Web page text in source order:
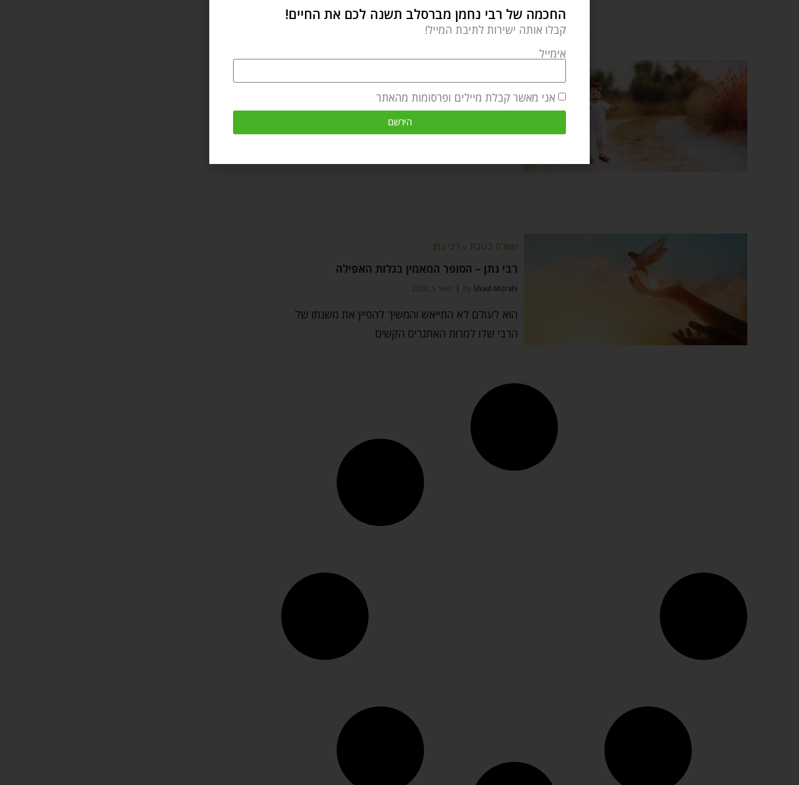
שבועות – להתחיל מחדש
עשרה בטבת ⬦ רבי נתן
רבי נתן – הסופר המאמין בגלות האפילה
by Shaul Mizrahi ינואר 5, 2020
הוא לעולם לא התייאש והמשיך להפיץ את משנתו של
הרבי שלו למרות האתגרים הקשים
החכמה של רבי נחמן מברסלב תשנה לכם את החיים!
קבלו אותה ישירות לתיבת המייל!
אימייל
אני מאשר קבלת מיילים ופרסומות מהאתר
הירשם